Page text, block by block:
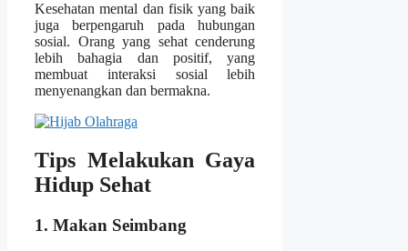
Kesehatan mental dan fisik yang baik
juga berpengaruh pada hubungan
sosial. Orang yang sehat cenderung
lebih bahagia dan positif, yang
membuat interaksi sosial lebih
menyenangkan dan bermakna.
Tips Melakukan Gaya
Hidup Sehat
1. Makan Seimbang